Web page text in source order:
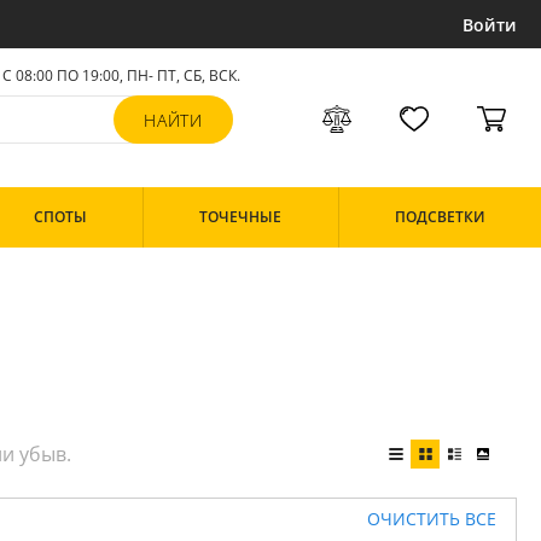
Войти
С 08:00 ПО 19:00, ПН- ПТ, СБ, ВСК.
СПОТЫ ТОЧЕЧНЫЕ ПОДСВЕТКИ
ОЧИСТИТЬ ВСЕ